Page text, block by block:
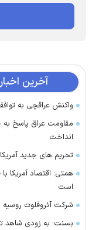
آخرین اخبار
واکنش عراقچی به
مقاومت عراق پاسخ
انداخت
تحریم های جدید آمریکا
همتی: اقتصاد آمریکا
است
شرکت آئروفلوت روسیه
بسنت: به زودی شاهد